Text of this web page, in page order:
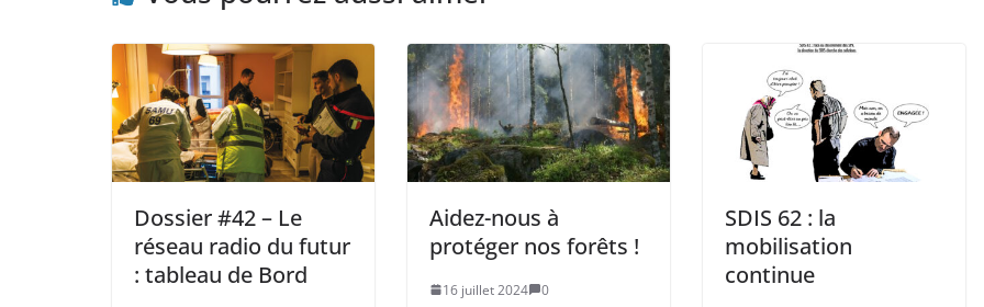
Dossier #42 – Le
réseau radio du futur
: tableau de Bord
Aidez-nous à
protéger nos forêts !
16 juillet 2024 0
SDIS 62 : la
mobilisation
continue